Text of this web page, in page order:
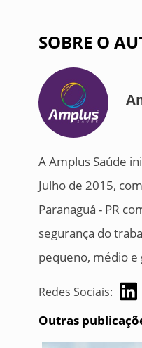
SOBRE O
A Amplus Saúde
Julho de 2015,
Paranaguá - PR
segurança do
pequeno, médio
Redes Sociais:
Outras